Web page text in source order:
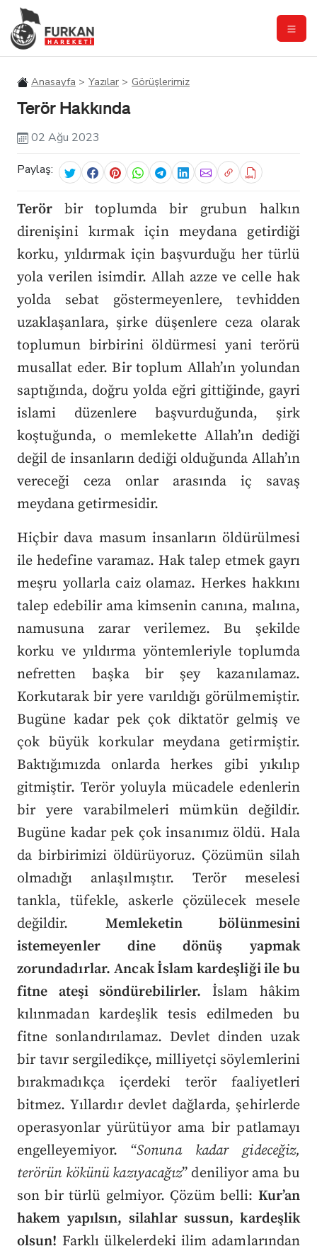
Anasayfa Yazılar Görüşlerimiz
Terör Hakkında
02 Ağu 2023
Paylaş:
Terör bir toplumda bir grubun halkın
direnişini kırmak için meydana getirdiği
korku, yıldırmak için başvurduğu her türlü
yola verilen isimdir. Allah azze ve celle hak
yolda sebat göstermeyenlere, tevhidden
uzaklaşanlara, şirke düşenlere ceza olarak
toplumun birbirini öldürmesi yani terörü
musallat eder. Bir toplum Allah’ın yolundan
saptığında, doğru yolda eğri gittiğinde, gayri
islami düzenlere başvurduğunda, şirk
koştuğunda, o memlekette Allah’ın dediği
değil de insanların dediği olduğunda Allah’ın
vereceği ceza onlar arasında iç savaş
meydana getirmesidir.
Hiçbir dava masum insanların öldürülmesi
ile hedefine varamaz. Hak talep etmek gayrı
meşru yollarla caiz olamaz. Herkes hakkını
talep edebilir ama kimsenin canına, malına,
namusuna zarar verilemez. Bu şekilde
korku ve yıldırma yöntemleriyle toplumda
nefretten başka bir şey kazanılamaz.
Korkutarak bir yere varıldığı görülmemiştir.
Bugüne kadar pek çok diktatör gelmiş ve
çok büyük korkular meydana getirmiştir.
Baktığımızda onlarda herkes gibi yıkılıp
gitmiştir. Terör yoluyla mücadele edenlerin
bir yere varabilmeleri mümkün değildir.
Bugüne kadar pek çok insanımız öldü. Hala
da birbirimizi öldürüyoruz. Çözümün silah
olmadığı anlaşılmıştır. Terör meselesi
tankla, tüfekle, askerle çözülecek mesele
değildir.Memleketin bölünmesini
istemeyenler dine dönüş yapmak
zorundadırlar. Ancak İslam kardeşliği ile bu
fitne ateşi söndürebilirler. İslam hâkim
kılınmadan kardeşlik tesis edilmeden bu
fitne sonlandırılamaz. Devlet dinden uzak
bir tavır sergiledikçe, milliyetçi söylemlerini
bırakmadıkça içerdeki terör faaliyetleri
bitmez. Yıllardır devlet dağlarda, şehirlerde
operasyonlar yürütüyor ama bir patlamayı
engelleyemiyor. “Sonuna kadar gideceğiz,
terörün kökünü kazıyacağız” deniliyor ama bu
son bir türlü gelmiyor. Çözüm belli: Kur’an
hakem yapılsın, silahlar sussun, kardeşlik
olsun! Farklı ülkelerdeki ilim adamlarından